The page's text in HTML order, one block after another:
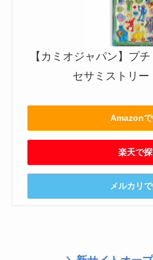
【カミオジャパン】プ
セサミストリー
Amazon
楽天で
メルカリ